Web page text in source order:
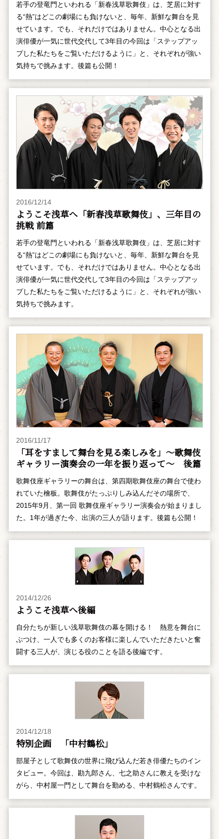
若手の登竜門といわれる「新春浅草歌舞伎」は、芝居に対す
る“熱”はどこの劇場にも負けないと、毎年、新鮮な舞台を見
せています。でも、それだけではありません。中心となる出
演俳優が一気に世代交代して3年目の今回は「ステップアッ
プした私たちをご覧いただけるように」と、それぞれが強い
気持ちで挑みます。後篇も公開！
2016/12/14
ようこそ浅草へ「新春浅草歌舞伎」、三年目の
挑戦 前篇
若手の登竜門といわれる「新春浅草歌舞伎」は、芝居に対す
る“熱”はどこの劇場にも負けないと、毎年、新鮮な舞台を見
せています。でも、それだけではありません。中心となる出
演俳優が一気に世代交代して3年目の今回は「ステップアッ
プした私たちをご覧いただけるように」と、それぞれが強い
気持ちで挑みます。
2016/11/17
「耳をすまして舞台を見る楽しみを」～歌舞伎
ギャラリー演奏会の一年を振り返って～ 後篇
歌舞伎座ギャラリーの舞台は、第四期歌舞伎座の舞台で使わ
れていた檜板。歌舞伎がたっぷりしみ込んだその場所で、
2015年9月、第一回 歌舞伎座ギャラリー演奏会が始まりまし
た。1年が過ぎた今、出演の三人が語ります。後篇も公開！
2014/12/26
ようこそ浅草へ――後編
自分たちが新しい浅草歌舞伎の幕を開ける！ 熱意を舞台に
ぶつけ、一人でも多くのお客様に楽しんでいただきたいと奮
闘する三人が、演じる役のことを語る後編です。
2014/12/18
特別企画 「中村鶴松」
部屋子として歌舞伎の世界に飛び込んだ若き俳優たちのイン
タビュー。今回は、勘九郎さん、七之助さんに教えを受けな
がら、中村屋一門として舞台を勤める、中村鶴松さんです。